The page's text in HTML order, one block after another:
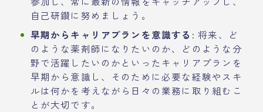
自己研鑽に努めましょう。
早期からキャリアプランを意識する: 将来、ど
のような薬剤師になりたいのか、どのような分
野で活躍したいのかといったキャリアプランを
早期から意識し、そのために必要な経験やスキ
ルは何かを考えながら日々の業務に取り組むこ
とが大切です。